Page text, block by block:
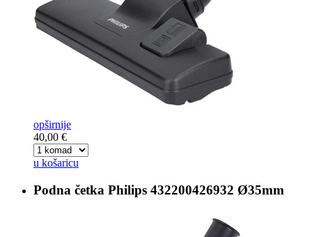
opširnije
40,00 €
u košaricu
Podna četka Philips 432200426932 Ø35mm